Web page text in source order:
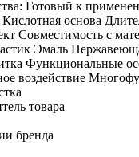
Готовый к
основа
Совместимость с
Эмаль
Функциональные
воздействие
товара
бренда